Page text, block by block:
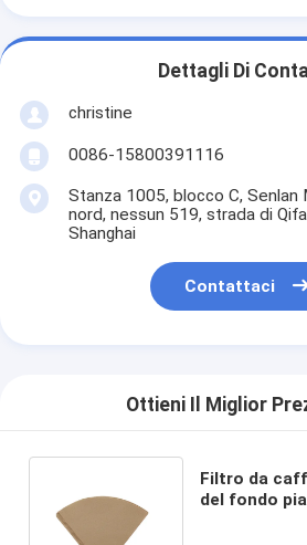
Dettagli Di
christine
0086-15800391116
Stanza 1005, blocco C, Senlan
nord, nessun 519, strada di
Shanghai
Contattaci
Ottieni Il Miglior
Filtro da
del fondo